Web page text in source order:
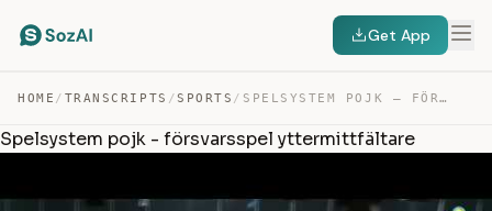
Get App
HOME / TRANSCRIPTS /SPORTS / SPELSYSTEM POJK – FÖRSVARSSPEL YTTERMITTFÄLTARE — TRANSCRIPT
Spelsystem pojk - försvarsspel yttermittfältare